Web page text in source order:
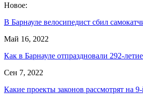
Новое:
В Барнауле велосипедист сбил
Май 16, 2022
Как в Барнауле отпраздновали 292-
Сен 7, 2022
Какие проекты законов рассмотрят на